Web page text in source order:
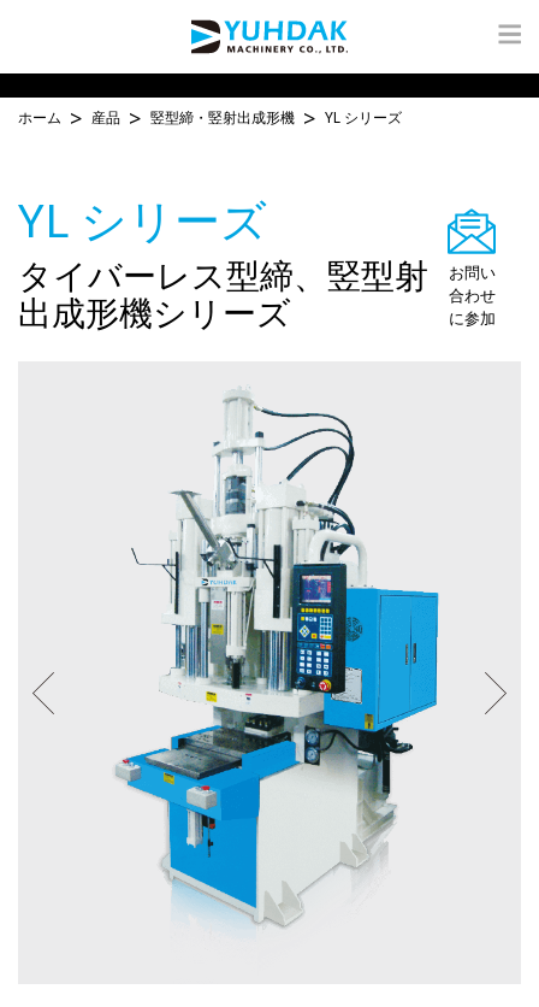
ホーム 産品 竪型締・竪射出成形機 YL シリーズ
YL シリーズ
タイバーレス型締、竪型射
出成形機シリーズ
お問い
合わせ
に参加